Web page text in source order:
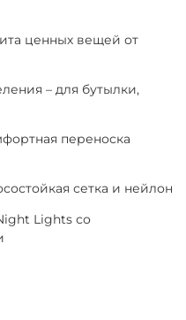
ценных вещей от
– для бутылки,
переноска
сетка и нейлон
Lights со